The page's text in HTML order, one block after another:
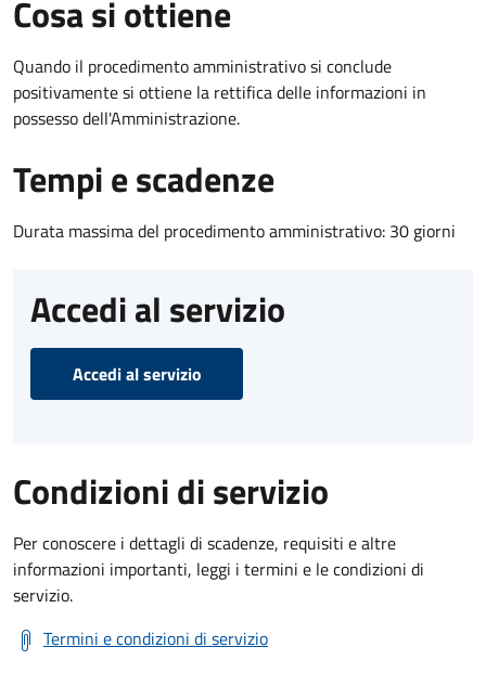
Cosa si ottiene
Quando il procedimento amministrativo si conclude
positivamente si ottiene la rettifica delle informazioni in
possesso dell'Amministrazione.
Tempi e scadenze
Durata massima del procedimento amministrativo: 30 giorni
Accedi al servizio
Accedi al servizio
Condizioni di servizio
Per conoscere i dettagli di scadenze, requisiti e altre
informazioni importanti, leggi i termini e le condizioni di
servizio.
Termini e condizioni di servizio